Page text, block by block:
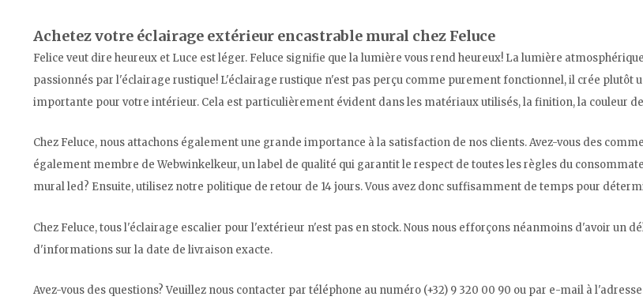
Achetez votre éclairage extérieur encastrable mural chez Feluce
Felice veut dire heureux et Luce est léger. Feluce signifie que la lumière vous rend heureux! La lumière
passionnés par l'éclairage rustique! L'éclairage rustique n'est pas perçu comme purement fonctionnel, il crée plutôt
importante pour votre intérieur. Cela est particulièrement évident dans les matériaux utilisés, la finition, la couleur
Chez Feluce, nous attachons également une grande importance à la satisfaction de nos clients. Avez-vous des
également membre de Webwinkelkeur, un label de qualité qui garantit le respect de toutes les règles du
mural led? Ensuite, utilisez notre politique de retour de 14 jours. Vous avez donc suffisamment de temps pour
Chez Feluce, tous l'éclairage escalier pour l'extérieur n'est pas en stock. Nous nous efforçons néanmoins d'avoir un
d'informations sur la date de livraison exacte.
Avez-vous des questions? Veuillez nous contacter par téléphone au numéro (+32) 9 320 00 90 ou par e-mail à l'adresse